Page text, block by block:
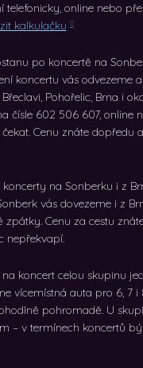
telefonicky, online nebo
kalkulačku
po koncertě na
koncertu vás odvezeme
Břeclavi, Pohořelic, Brna i
čísle 602 506 607, online
Cenu znáte dopředu
koncerty na Sonberku i z
vás dovezeme i z
zpátky. Cenu za cestu
nepřekvapí.
na koncert celou skupinu
vícemístná auta pro 6, 7 i
pohromadě. U
– v termínech koncertů